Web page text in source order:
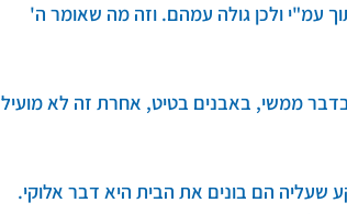
עמ"י ולכן גולה עמהם. וזה מה שאומר ה'
בדבר ממשי, באבנים בטיט, אחרת זה לא מועיל
שעליה הם בונים את הבית היא דבר אלוקי.